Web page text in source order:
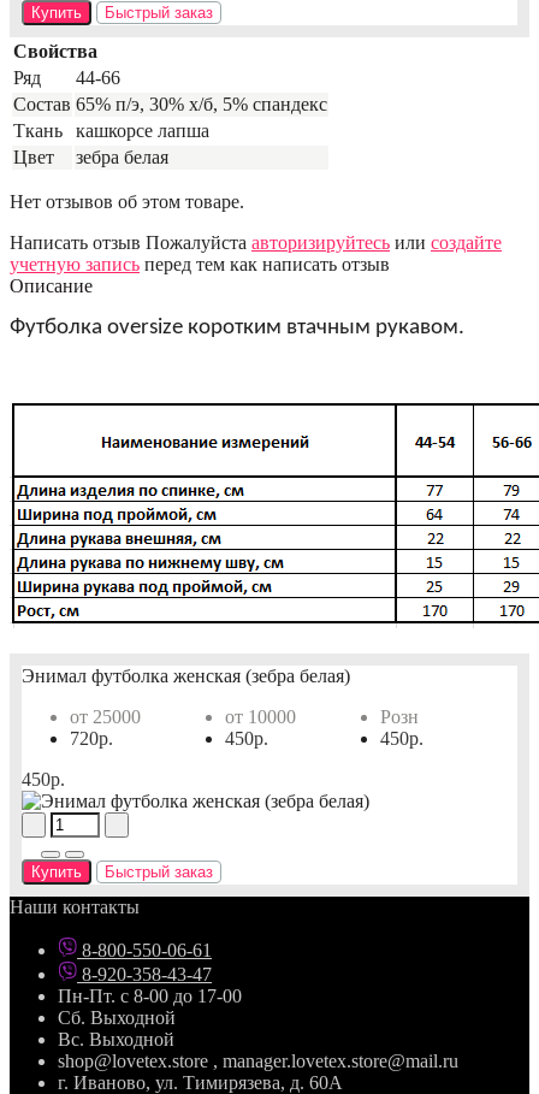
Купить Быстрый заказ
Свойства
Ряд
44-66
Состав 65% п/э, 30% х/б, 5% спандекс
Ткань
кашкорсе лапша
Цвет
зебра белая
Нет отзывов об этом товаре.
Написать отзыв Пожалуйста авторизируйтесь или создайте
учетную запись перед тем как написать отзыв
Описание
Футболка oversize коротким втачным рукавом.
Энимал футболка женская (зебра белая)
от 25000
720р.
от 10000
450р.
Розн
450р.
450р.
Купить Быстрый заказ
Наши контакты
8-800-550-06-61
8-920-358-43-47
Пн-Пт. с 8-00 до 17-00
Сб. Выходной
Вс. Выходной
shop@lovetex.store , manager.lovetex.store@mail.ru
г. Иваново, ул. Тимирязева, д. 60А